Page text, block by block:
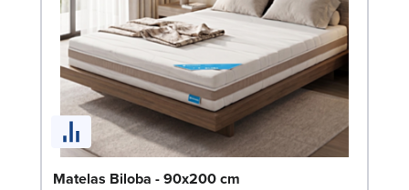
Matelas Biloba - 90x200 cm